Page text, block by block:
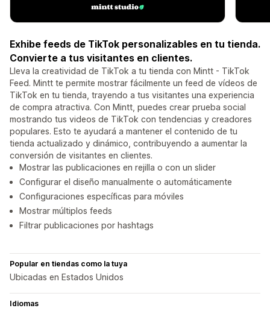
Exhibe feeds de TikTok personalizables en tu tienda.
Convierte a tus visitantes en clientes.
Lleva la creatividad de TikTok a tu tienda con Mintt - TikTok
Feed. Mintt te permite mostrar fácilmente un feed de vídeos de
TikTok en tu tienda, trayendo a tus visitantes una experiencia
de compra atractiva. Con Mintt, puedes crear prueba social
mostrando tus videos de TikTok con tendencias y creadores
populares. Esto te ayudará a mantener el contenido de tu
tienda actualizado y dinámico, contribuyendo a aumentar la
conversión de visitantes en clientes.
Mostrar las publicaciones en rejilla o con un slider
Configurar el diseño manualmente o automáticamente
Configuraciones específicas para móviles
Mostrar múltiplos feeds
Filtrar publicaciones por hashtags
Popular en tiendas como la tuya
Ubicadas en Estados Unidos
Idiomas